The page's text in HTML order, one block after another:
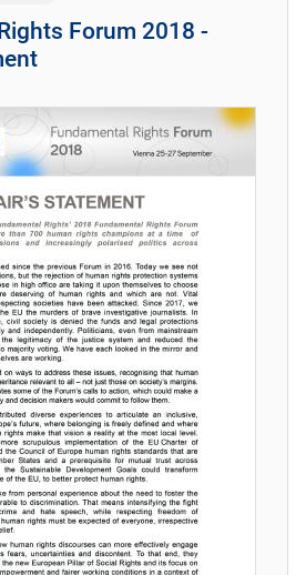
Forum 2018 -